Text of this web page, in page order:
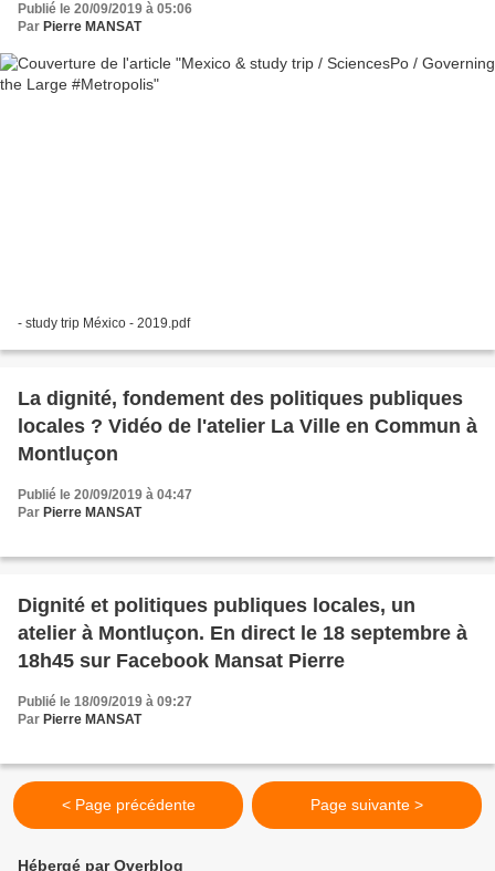
Publié le 20/09/2019 à 05:06
Par Pierre MANSAT
- study trip México - 2019.pdf
La dignité, fondement des politiques publiques
locales ? Vidéo de l'atelier La Ville en Commun à
Montluçon
Publié le 20/09/2019 à 04:47
Par Pierre MANSAT
Dignité et politiques publiques locales, un
atelier à Montluçon. En direct le 18 septembre à
18h45 sur Facebook Mansat Pierre
Publié le 18/09/2019 à 09:27
Par Pierre MANSAT
< Page précédente Page suivante >
Hébergé par Overblog